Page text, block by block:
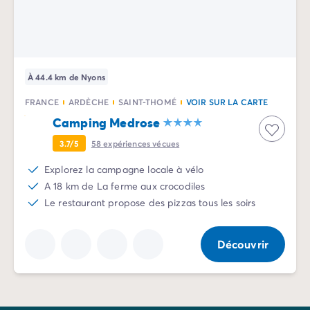
Camping Pyrénées-Orientales
Camping Argelès-sur-Mer
Camping Canet-en-Roussillon
Camping Collioure
Camping Le Barcarès
Camping Limousin
Camping Corrèze
Camping Aveyron
Camping Lot-et-Garonne
À 44.4 km de Nyons
FRANCE ARDÈCHE SAINT-THOMÉ VOIR SUR LA CARTE
Camping Medrose
3.7/5 58expériences vécues
Explorez la campagne locale à vélo
A 18 km de La ferme aux crocodiles
Le restaurant propose des pizzas tous les soirs
Découvrir